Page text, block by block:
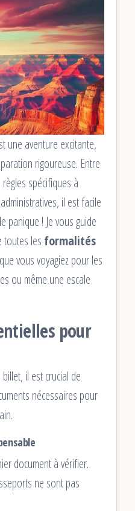
une aventure excitante,
rigoureuse. Entre
spécifiques à
il est facile
panique ! Je vous guide
toutes les formalités
vous voyagiez pour les
ou même une escale
pour
il est crucial de
nécessaires pour
document à vérifier.
ne sont pas